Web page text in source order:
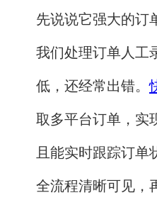
先说说它强大的订
我们处理订单人工
低，还经常出错。
取多平台订单，实
且能实时跟踪订单
全流程清晰可见，